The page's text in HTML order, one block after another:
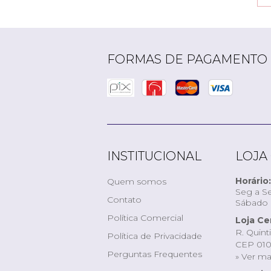
FORMAS DE PAGAMENTO
INSTITUCIONAL
Quem somos
Contato
Política Comercial
Política de Privacidade
Perguntas Frequentes
LOJA
Horário:
Seg a
Sábado
Loja
R.
CEP
» Ver